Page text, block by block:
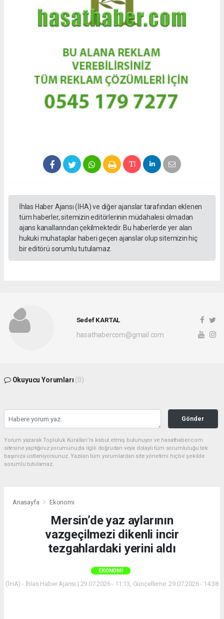
İhlas Haber Ajansı (İHA) ve diğer ajanslar tarafından eklenen
tüm haberler, sitemizin editörlerinin müdahalesi olmadan
ajans kanallarından çekilmektedir. Bu haberlerde yer alan
hukuki muhataplar haberi geçen ajanslar olup sitemizin hiç
bir editörü sorumlu tutulamaz.
Sedef KARTAL
hasathabercom@gmail.com
Okuyucu Yorumları (0)
Gönder
Yorum yazarak Topluluk Kuralları’nı kabul etmiş bulunuyor ve hasathaber.com
sitesine yaptığınız yorumunuzla ilgili doğrudan veya dolaylı tüm sorumluluğu tek
başınıza üstleniyorsunuz. Yazılan tüm yorumlardan site yönetimi hiçbir şekilde
sorumlu tutulamaz.
Anasayfa Ekonomi
Mersin’de yaz aylarının
vazgeçilmezi dikenli incir
tezgahlardaki yerini aldı
EKONOMI
(İHA) - İhlas Haber Ajansı | 29.07.2026 - 11:13, Güncelleme: 29.07.2026 - 14:38